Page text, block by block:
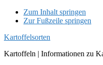
Zum Inhalt springen
Zur Fußzeile springen
Kartoffelsorten
Kartoffeln | Informationen zu